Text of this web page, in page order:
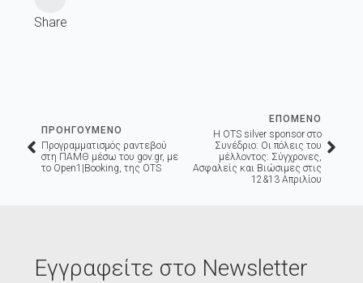
Share
ΠΡΟΗΓΟΥΜΕΝΟ
Προγραμματισμός ραντεβού
στη ΠΑΜΘ μέσω του gov.gr, με
το Open1|Booking, της OTS
ΕΠΟΜΕΝΟ
Η OTS silver sponsor στο
Συνέδριο: Οι πόλεις του
μέλλοντος: Σύγχρονες,
Ασφαλείς και Βιώσιμες στις
12&13 Απριλίου
Εγγραφείτε στο Newsletter